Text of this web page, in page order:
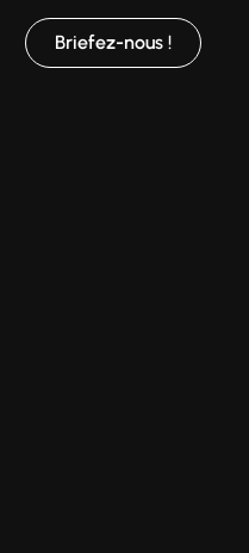
Briefez-nous !